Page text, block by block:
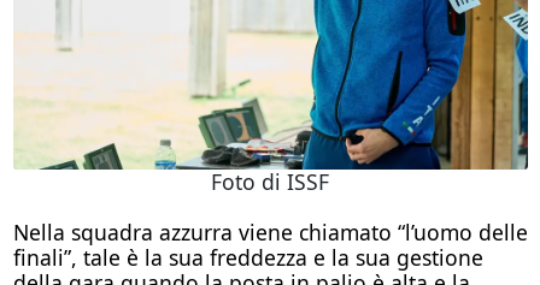
Foto di ISSF
Nella squadra azzurra viene chiamato “l’uomo delle
finali”, tale è la sua freddezza e la sua gestione